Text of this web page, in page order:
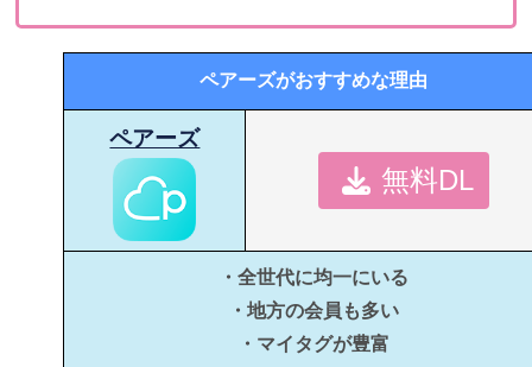
ペアーズがおすすめな理由
ペアーズ
無料DL
・全世代に均一にいる
・地方の会員も多い
・マイタグが豊富